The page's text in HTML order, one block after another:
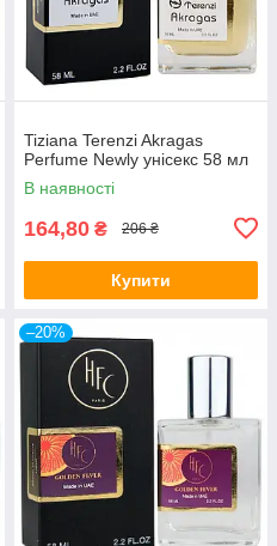
Tiziana Terenzi Akragas
Perfume Newly унісекс 58 мл
В наявності
164,80 ₴ 206 ₴
Купити
–20%